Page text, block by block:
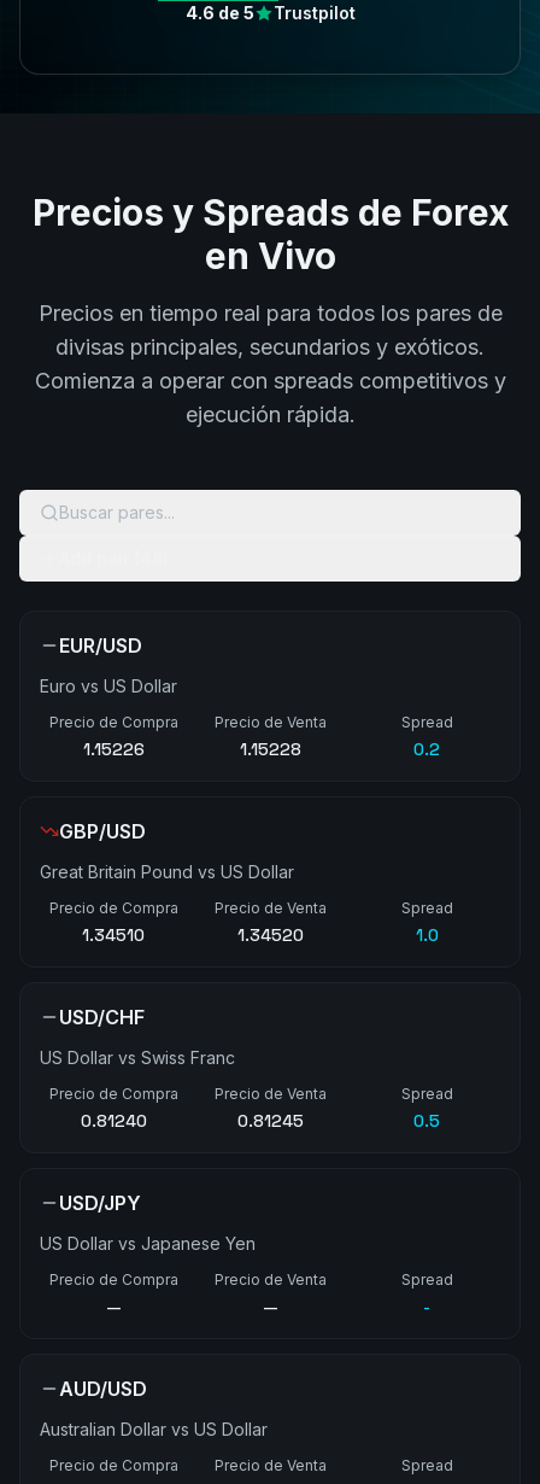
4.6 de 5 Trustpilot
Precios y Spreads de Forex
en Vivo
Precios en tiempo real para todos los pares de
divisas principales, secundarios y exóticos.
Comienza a operar con spreads competitivos y
ejecución rápida.
Buscar pares...
EUR/USD
Euro vs US Dollar
Precio de Compra
1.15226
Precio de Venta
1.15229
Spread
0.3
GBP/USD
Great Britain Pound vs US Dollar
Precio de Compra
1.34510
Precio de Venta
1.34520
Spread
1.0
USD/CHF
US Dollar vs Swiss Franc
Precio de Compra
0.81240
Precio de Venta
0.81245
Spread
0.5
USD/JPY
US Dollar vs Japanese Yen
Precio de Compra
158.454
Precio de Venta
158.461
Spread
0.7
AUD/USD
Australian Dollar vs US Dollar
Precio de Compra Precio de Venta Spread